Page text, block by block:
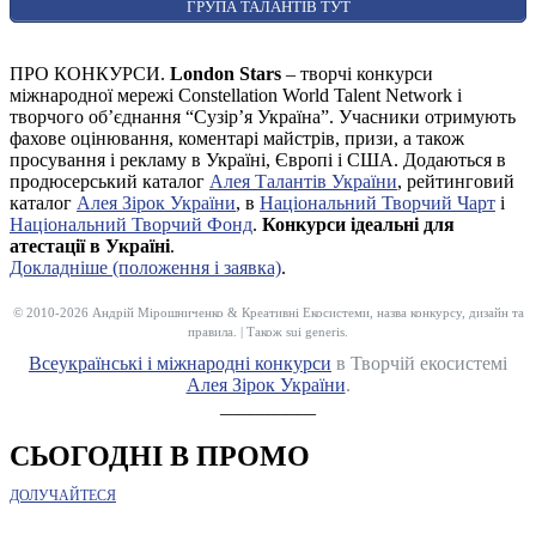
ГРУПА ТАЛАНТІВ ТУТ
ПРО КОНКУРСИ. London Stars – творчі конкурси
міжнародної мережі Constellation World Talent Network і
творчого об’єднання “Сузір’я Україна”. Учасники отримують
фахове оцінювання, коментарі майстрів, призи, а також
просування і рекламу в Україні, Європі і США. Додаються в
продюсерський каталог Алея Талантів України, рейтинговий
каталог Алея Зірок України, в Національний Творчий Чарт і
Національний Творчий Фонд. Конкурси ідеальні для
атестації в Україні.
Докладніше (положення і заявка).
© 2010-2026 Андрій Мірошниченко & Креативні Екосистеми, назва конкурсу, дизайн та
правила. | Також sui generis.
Всеукраїнські і міжнародні конкурси в Творчій екосистемі
Алея Зірок України.
СЬОГОДНІ В ПРОМО
ДОЛУЧАЙТЕСЯ